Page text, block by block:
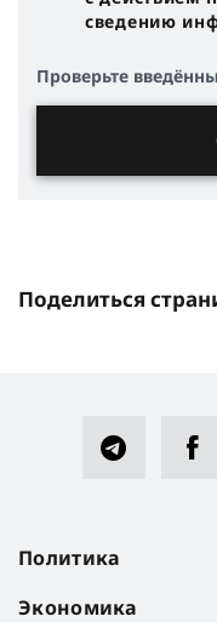
сведению
Проверьте
Поделиться
Политика
Экономика